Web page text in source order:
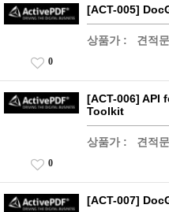
[ACT-005]
상품가 : 견적
0
[ACT-006] API
Toolkit
상품가 : 견적
0
[ACT-007]